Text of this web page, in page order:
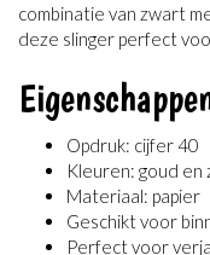
combinatie van zwart
deze slinger perfect
Opdruk: cijfer 40
Kleuren: goud en
Materiaal: papier
Geschikt voor
Perfect voor